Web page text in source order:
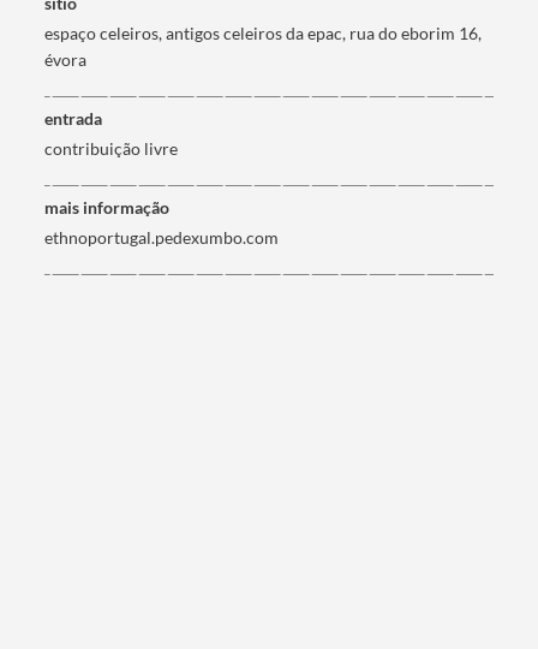
espaço celeiros, antigos celeiros da epac, rua do eborim 16,
évora
entrada
contribuição livre
mais informação
ethnoportugal.pedexumbo.com